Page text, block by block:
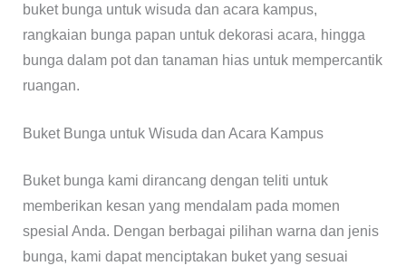
buket bunga untuk wisuda dan acara kampus,
rangkaian bunga papan untuk dekorasi acara, hingga
bunga dalam pot dan tanaman hias untuk mempercantik
ruangan.
Buket Bunga untuk Wisuda dan Acara Kampus
Buket bunga kami dirancang dengan teliti untuk
memberikan kesan yang mendalam pada momen
spesial Anda. Dengan berbagai pilihan warna dan jenis
bunga, kami dapat menciptakan buket yang sesuai